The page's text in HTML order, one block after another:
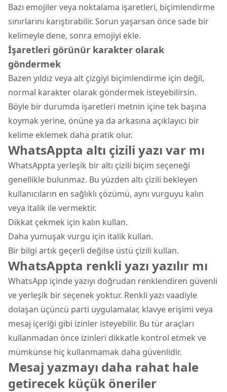
Bazı emojiler veya noktalama işaretleri, biçimlendirme
sınırlarını karıştırabilir. Sorun yaşarsan önce sade bir
kelimeyle dene, sonra emojiyi ekle.
İşaretleri görünür karakter olarak
göndermek
Bazen yıldız veya alt çizgiyi biçimlendirme için değil,
normal karakter olarak göndermek isteyebilirsin.
Böyle bir durumda işaretleri metnin içine tek başına
koymak yerine, önüne ya da arkasına açıklayıcı bir
kelime eklemek daha pratik olur.
WhatsAppta altı çizili yazı var mı
WhatsAppta yerleşik bir altı çizili biçim seçeneği
genellikle bulunmaz. Bu yüzden altı çizili bekleyen
kullanıcıların en sağlıklı çözümü, aynı vurguyu kalın
veya italik ile vermektir.
Dikkat çekmek için kalın kullan.
Daha yumuşak vurgu için italik kullan.
Bir bilgi artık geçerli değilse üstü çizili kullan.
WhatsAppta renkli yazı yazılır mı
WhatsApp içinde yazıyı doğrudan renklendiren güvenli
ve yerleşik bir seçenek yoktur. Renkli yazı vaadiyle
dolaşan üçüncü parti uygulamalar, klavye erişimi veya
mesaj içeriği gibi izinler isteyebilir. Bu tür araçları
kullanmadan önce izinleri dikkatle kontrol etmek ve
mümkünse hiç kullanmamak daha güvenlidir.
Mesaj yazmayı daha rahat hale
getirecek küçük öneriler